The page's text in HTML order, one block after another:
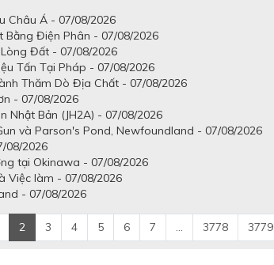
Châu Á - 07/08/2026
Bằng Điện Phân - 07/08/2026
Đất - 07/08/2026
Tấn Tại Pháp - 07/08/2026
Thăm Dò Địa Chất - 07/08/2026
- 07/08/2026
Nhật Bản (JH2A) - 07/08/2026
và Parson's Pond, Newfoundland - 07/08/2026
08/2026
tại Okinawa - 07/08/2026
Việc làm - 07/08/2026
- 07/08/2026
2 3 4 5 6 7 ... 3778 3779